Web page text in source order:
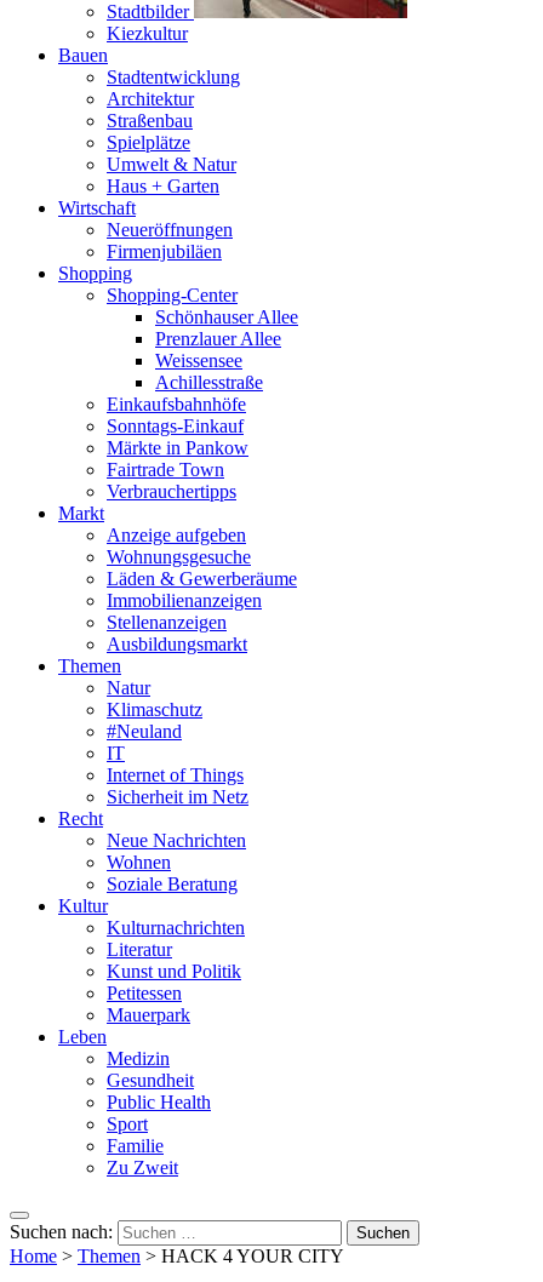
Stadtbilder
Kiezkultur
Bauen
Stadtentwicklung
Architektur
Straßenbau
Spielplätze
Umwelt & Natur
Haus + Garten
Wirtschaft
Neueröffnungen
Firmenjubiläen
Shopping
Shopping-Center
Schönhauser Allee
Prenzlauer Allee
Weissensee
Achillesstraße
Einkaufsbahnhöfe
Sonntags-Einkauf
Märkte in Pankow
Fairtrade Town
Verbrauchertipps
Markt
Anzeige aufgeben
Wohnungsgesuche
Läden & Gewerberäume
Immobilienanzeigen
Stellenanzeigen
Ausbildungsmarkt
Themen
Natur
Klimaschutz
#Neuland
IT
Internet of Things
Sicherheit im Netz
Recht
Neue Nachrichten
Wohnen
Soziale Beratung
Kultur
Kulturnachrichten
Literatur
Kunst und Politik
Petitessen
Mauerpark
Leben
Medizin
Gesundheit
Public Health
Sport
Familie
Zu Zweit
Suchen nach:
Home > Themen > HACK 4 YOUR CITY